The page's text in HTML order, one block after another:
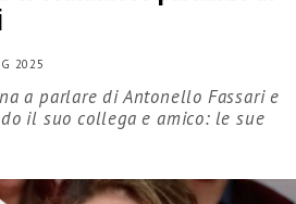
2025
a parlare di Antonello Fassari e
il suo collega e amico: le sue